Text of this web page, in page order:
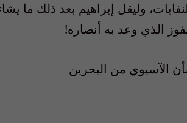
وليقل إبراهيم بعد ذلك ما
الذي وعد به أنصاره!
الآسيوي من البحرين